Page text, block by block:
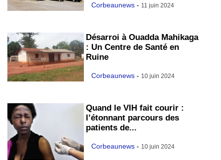
Corbeaunews - 11 juin 2024
Désarroi à Ouadda Mahikaga
: Un Centre de Santé en
Ruine
Corbeaunews - 10 juin 2024
Quand le VIH fait courir :
l’étonnant parcours des
patients de...
Corbeaunews - 10 juin 2024